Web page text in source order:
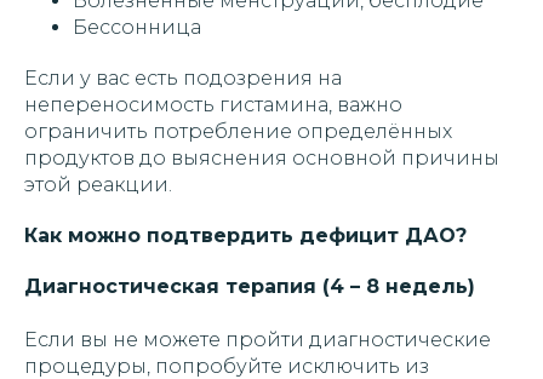
Бессонница
Если у вас есть подозрения на
непереносимость гистамина, важно
ограничить потребление определённых
продуктов до выяснения основной причины
этой реакции.
Как можно подтвердить дефицит ДАО?
Диагностическая терапия (4 – 8 недель)
Если вы не можете пройти диагностические
процедуры, попробуйте исключить из